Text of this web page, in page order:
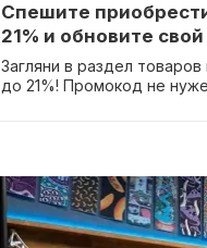
Спешите
21% и обновите
Загляни в раздел
до 21%! Промокод не